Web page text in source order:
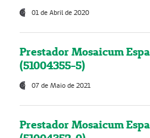
01 de Abril de 2020
Prestador Mosaicum
(51004355-5)
07 de Maio de 2021
Prestador Mosaicum